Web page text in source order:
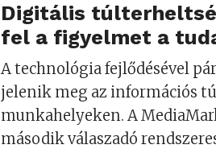
Digitális
fel a figyelmet a
A technológia fejlődésével
jelenik meg az információs
munkahelyeken. A
második válaszadó